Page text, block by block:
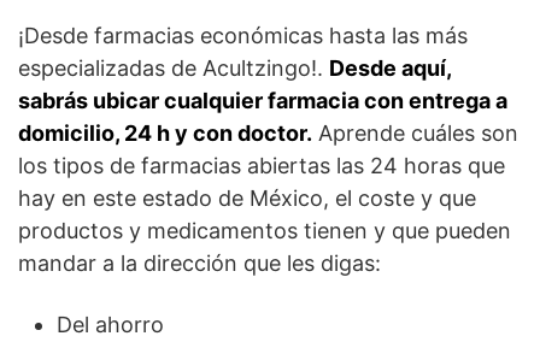
¡Desde farmacias económicas hasta las más
especializadas de Acultzingo!. Desde aquí,
sabrás ubicar cualquier farmacia con entrega a
domicilio, 24 h y con doctor. Aprende cuáles son
los tipos de farmacias abiertas las 24 horas que
hay en este estado de México, el coste y que
productos y medicamentos tienen y que pueden
mandar a la dirección que les digas:
Del ahorro